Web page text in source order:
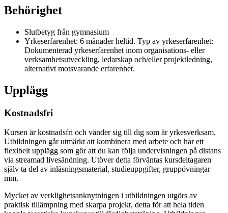
Behörighet
Slutbetyg från gymnasium
Yrkeserfarenhet: 6 månader heltid. Typ av yrkeserfarenhet:
Dokumenterad yrkeserfarenhet inom organisations- eller
verksamhetsutveckling, ledarskap och/eller projektledning,
alternativt motsvarande erfarenhet.
Upplägg
Kostnadsfri
Kursen är kostnadsfri och vänder sig till dig som är yrkesverksam.
Utbildningen går utmärkt att kombinera med arbete och har ett
flexibelt upplägg som gör att du kan följa undervisningen på distans
via streamad livesändning. Utöver detta förväntas kursdeltagaren
själv ta del av inläsningsmaterial, studieuppgifter, gruppövningar
mm.
Mycket av verklighetsanknytningen i utbildningen utgörs av
praktisk tillämpning med skarpa projekt, detta för att hela tiden